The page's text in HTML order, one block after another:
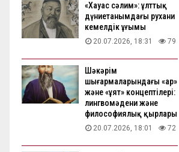
«Хауас сәлим»: ұлттық
дүниетанымдағы рухани
кемелдік ұғымы
20.07.2026, 18:31 79
Шәкәрім
шығармаларындағы «ар»
және «ұят» концептілері:
лингвомәдени және
философиялық қырлары
20.07.2026, 18:01 72